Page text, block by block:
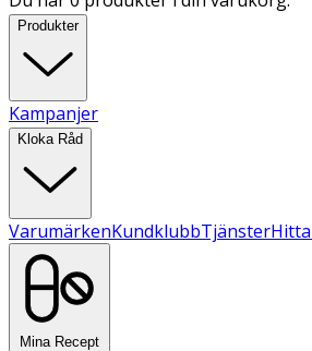
Produkter
Kampanjer
Kloka Råd
VarumärkenKundklubbTjänster
Mina Recept